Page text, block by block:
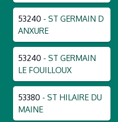
53240 - ST GERMAIN D
ANXURE
53240 - ST GERMAIN
LE FOUILLOUX
53380 - ST HILAIRE DU
MAINE